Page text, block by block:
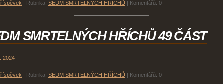
| Rubrika: SEDM SMRTELNÝCH HŘÍCHŮ | Komentářů: 0
SMRTELNÝCH HŘÍCHŮ 49 ČÁST
2024
| Rubrika: SEDM SMRTELNÝCH HŘÍCHŮ | Komentářů: 0